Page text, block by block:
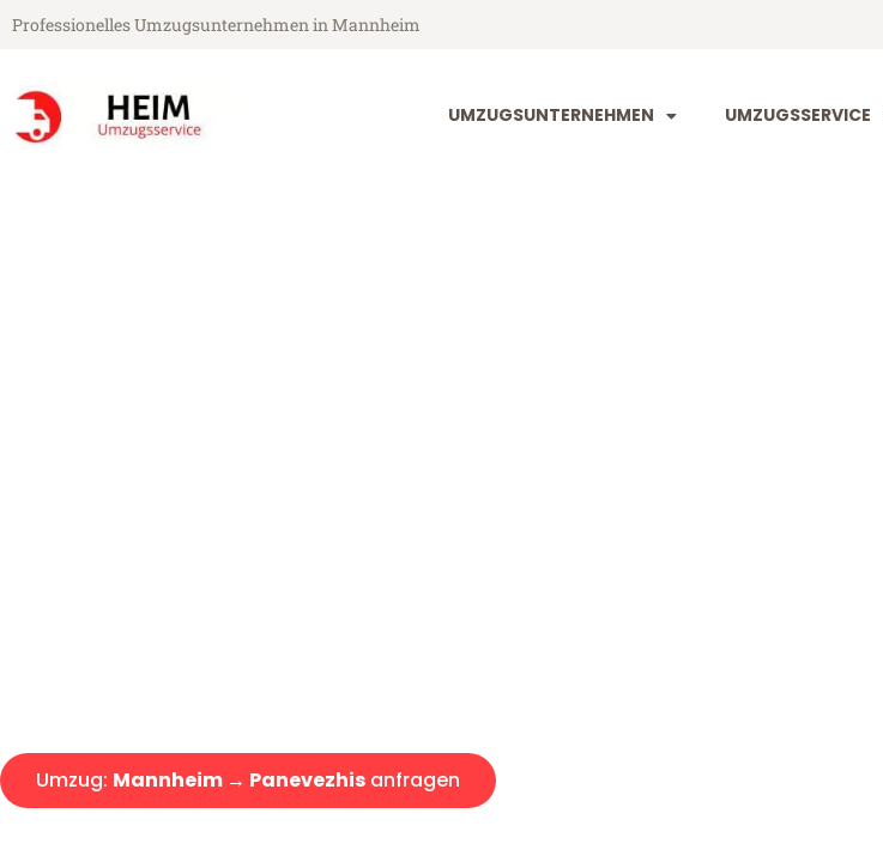
Professionelles Umzugsunternehmen in Mannheim
UMZUGSUNTERNEHMEN UMZUGSSERVICE
Umzug: Mannheim → Panevezhis anfragen